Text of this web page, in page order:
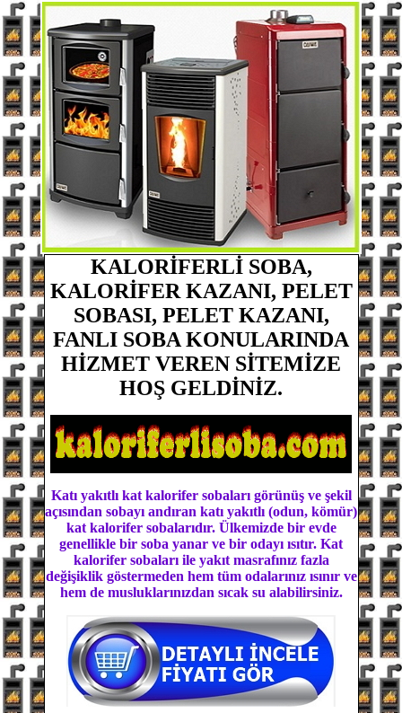
KALORİFERLİ SOBA,
KALORİFER KAZANI, PELET
SOBASI, PELET KAZANI,
FANLI SOBA KONULARINDA
HİZMET VEREN SİTEMİZE
HOŞ GELDİNİZ.
Katı yakıtlı kat kalorifer sobaları görünüş ve şekil
açısından sobayı andıran katı yakıtlı (odun, kömür)
kat kalorifer sobalarıdır. Ülkemizde bir evde
genellikle bir soba yanar ve bir odayı ısıtır. Kat
kalorifer sobaları ile yakıt masrafınız fazla
değişiklik göstermeden hem tüm odalarınız ısınır ve
hem de musluklarınızdan sıcak su alabilirsiniz.